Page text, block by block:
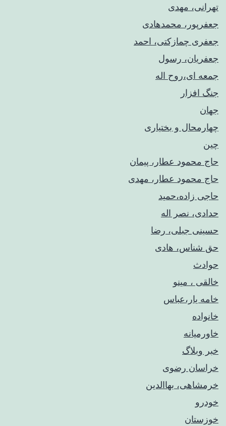
تهرانی، مهدی
جعفرپور، محمدهادی
جعفری چمازکتی، احمد
جعفریان، رسول
جمعه ای،روح اله
جنگ افزار
جهان
چهارمحال و بختیاری
چین
حاج محمود عطار، پیمان
حاج محمود عطار، مهدی
حاجی زاده،حمید
حدادی، نصر اله
حسینی جبلی، رضا
حق شناس، هادی
حوادث
خالقی ، مینو
خامه یار،عباس
خانواده
خاورمیانه
خبر وبلاگ
خراسان رضوی
خرمشاهی، بهاالدین
خودرو
خوزستان